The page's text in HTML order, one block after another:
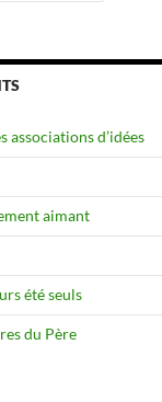
associations d’idées
aimant
été seuls
du Père